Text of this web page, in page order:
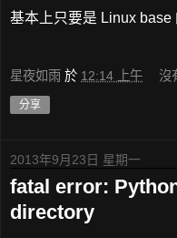
基本上只要是 Linux base
星夜如雨 於 12:14 上午 沒
分享
2013年9月23日 星期一
fatal error:
directory